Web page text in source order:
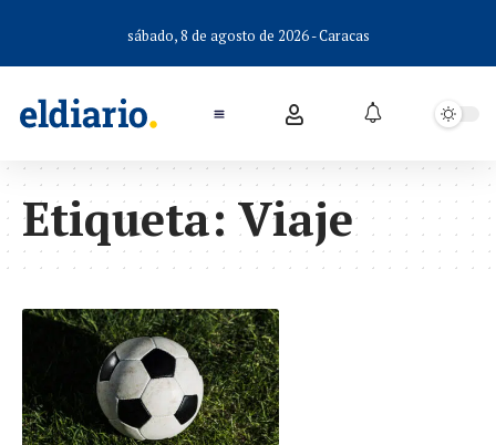
sábado, 8 de agosto de 2026 - Caracas
Etiqueta: Viaje